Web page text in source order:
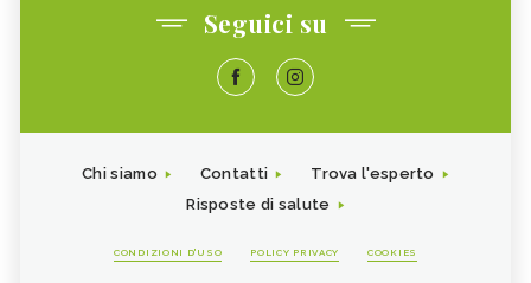
Seguici su
Chi siamo Contatti
Trova l'esperto
Risposte di salute
CONDIZIONI D'USO POLICY PRIVACY COOKIES